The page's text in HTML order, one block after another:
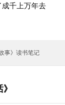
千上万年去
事》读书笔记